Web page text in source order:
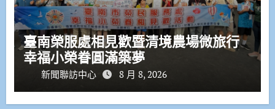
臺南榮服處相見歡暨清境農場微旅行
幸福小榮眷圓滿築夢
新聞聯訪中心 8 月 8, 2026